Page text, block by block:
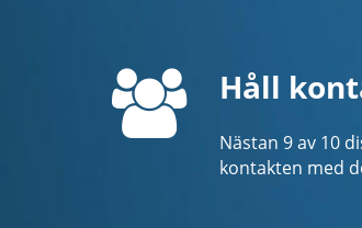
Håll
Nästan 9 av 10
kontakten med